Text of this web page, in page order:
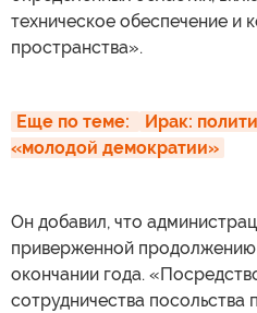
техническое обеспечение и
пространства».
Еще по теме:
Ирак:
«молодой демократии»
Он добавил, что
приверженной
окончании года.
сотрудничества посольства